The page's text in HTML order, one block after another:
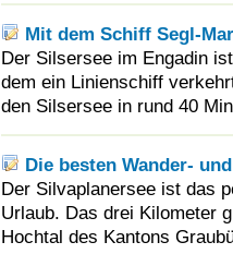
Mit dem Schiff Segl-
Der Silsersee im Engadin
dem ein Linienschiff
den Silsersee in rund 40
Die besten Wander-
Der Silvaplanersee ist das
Urlaub. Das drei Kilometer
Hochtal des Kantons